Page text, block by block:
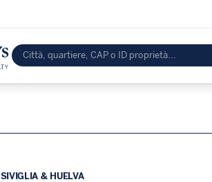
SIVIGLIA & HUELVA